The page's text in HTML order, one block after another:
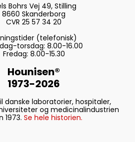
Bohrs Vej 49, Stilling
8660 Skanderborg
CVR 25 57 34 20
(telefonisk)
torsdag: 8.00-16.00
Fredag: 8.00-15.30
Hounisen®
1973-2026
danske laboratorier, hospitaler,
og medicinalindustrien
1973. Se hele historien.